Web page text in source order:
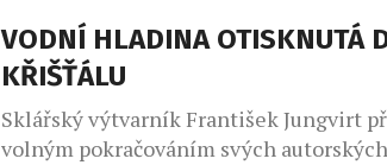
reaguje na rostoucí poptávku po
Jihoafrické republiky, zejména z
získání všech potřebných regulatorních
budou moci zákazníci Emirates […]
VODNÍ HLADINA OTISKNUTÁ
KŘIŠŤÁLU
Sklářský výtvarník František Jungvirt
volným pokračováním svých autorských